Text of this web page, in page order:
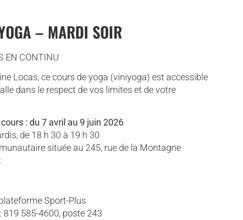
– MARDI SOIR
EN CONTINU
Locas, ce cours de yoga (viniyoga) est accessible
dans le respect de vos limites et de votre
: du 7 avril au 9 juin 2026
de 18 h 30 à 19 h 30
située au 245, rue de la Montagne
Sport-Plus
819 585-4600, poste 243